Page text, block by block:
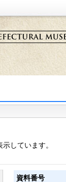
しています。
資料番号